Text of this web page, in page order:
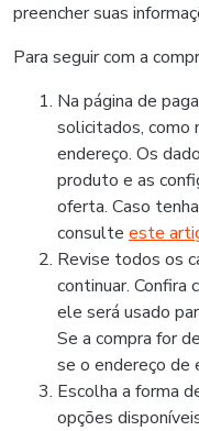
preencher suas
Para seguir com a
Na página de
solicitados, como
endereço. Os
produto e as
oferta. Caso
consulte este
Revise todos os
continuar. Confira
ele será usado
Se a compra for
se o endereço de
Escolha a forma
opções